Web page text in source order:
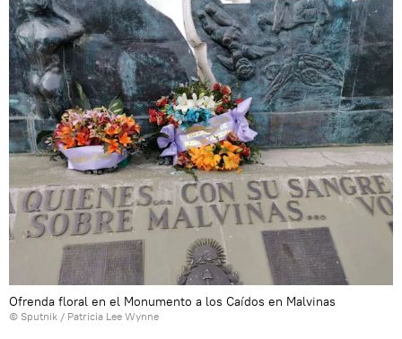
Ofrenda floral en el Monumento a los Caídos en Malvinas
© Sputnik / Patricia Lee Wynne